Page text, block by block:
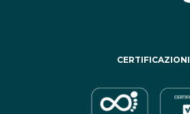
CERTIFICAZIONI